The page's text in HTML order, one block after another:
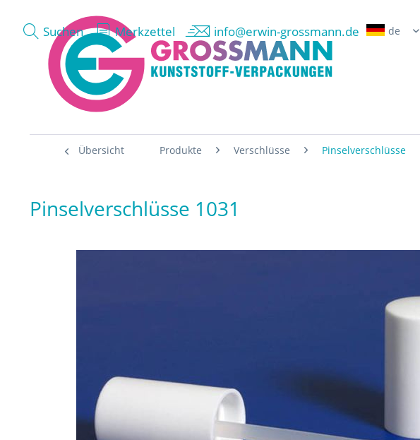
Suchen Merkzettel info@erwin-grossmann.de
Übersicht Produkte Verschlüsse Pinselverschlüsse
Pinselverschlüsse 1031